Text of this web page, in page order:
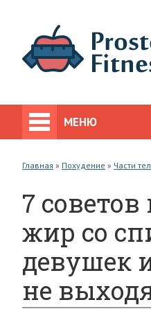
МЕНЮ
Главная » Похудение » Части
7
жир со
девушек
не